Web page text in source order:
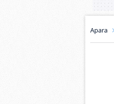
Apara